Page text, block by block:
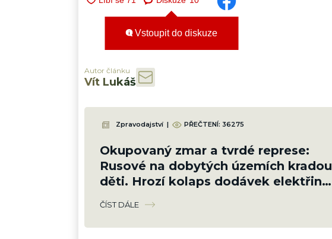
Vstoupit do diskuze
Autor článku
Vít Lukáš
Zpravodajství | PŘEČTENÍ: 36275
Okupovaný zmar a tvrdé represe:
Rusové na dobytých územích kradou
děti. Hrozí kolaps dodávek elektřiny
i vody
ČÍST DÁLE